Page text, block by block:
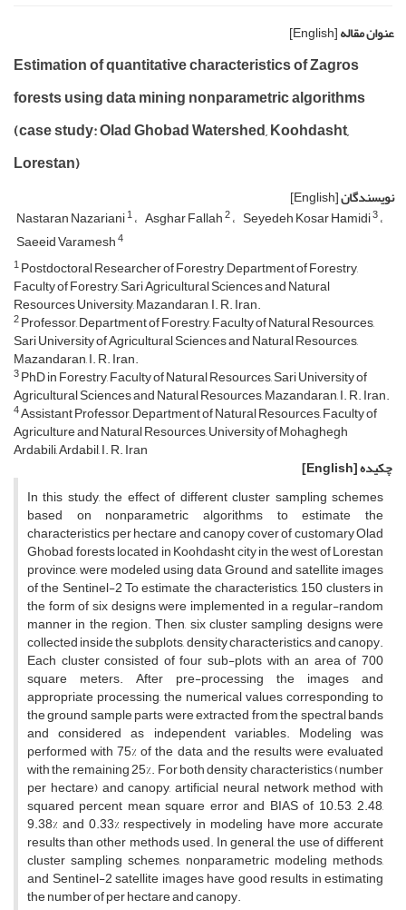
عنوان مقاله[English]
Estimation of quantitative characteristics of Zagros
forests using data mining ‎nonparametric algorithms
(case study: Olad Ghobad Watershed, Koohdasht,
Lorestan)‎
نویسندگان[English]
Nastaran Nazariani1 Asghar Fallah2 Seyedeh Kosar Hamidi3
Saeeid Varamesh4
1Postdoctoral‏ ‏Researcher of Forestry‏, ‏Department of Forestry,
Faculty of Forestry, Sari Agricultural ‎Sciences and Natural
Resources University, Mazandaran, I. R. Iran. ‎
2Professor, Department of Forestry, Faculty of Natural Resources,
Sari University of Agricultural Sciences ‎and Natural Resources,
Mazandaran, I. R. Iran. ‎
3PhD in Forestry, Faculty of Natural Resources, Sari University of
Agricultural Sciences and Natural ‎Resources, Mazandaran, I. R. Iran. ‎
4Assistant Professor, Department of Natural Resources, Faculty of
Agriculture and Natural Resources, ‎‎University of Mohaghegh
Ardabili, Ardabil, I. R. Iran‎
چکیده[English]
In this study, the effect of different cluster sampling schemes
based on nonparametric algorithms to estimate the
characteristics per hectare and canopy cover of customary Olad
Ghobad forests located in Koohdasht city in the west of Lorestan
province, were modeled using data Ground and satellite images
of the Sentinel-2 To estimate the characteristics, 150 clusters in
the form of six designs were implemented in a regular-random
manner in the region. Then, six cluster sampling designs were
collected inside the subplots, density characteristics, and canopy.
Each cluster consisted of four sub-plots with an area of ​​700
square meters. After pre-processing the images and
appropriate processing, the numerical values ​​corresponding to
the ground sample parts were extracted from the spectral bands
and considered as independent variables. Modeling was
performed with 75% of the data and the results were evaluated
with the remaining 25%. For both density characteristics (number
per hectare) and canopy, artificial neural network method with
squared percent mean square error and BIAS of 10.53, 2.48,
9.38% and 0.33% respectively in modeling have more accurate
results than other methods used. In general, the use of different
cluster sampling schemes, nonparametric modeling methods,
and Sentinel-2 satellite images have good results in estimating
the number of per hectare and canopy.